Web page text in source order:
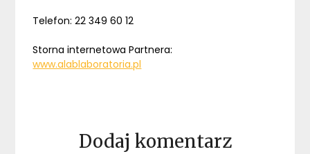
Telefon: 22 349 60 12
Storna internetowa Partnera:
www.alablaboratoria.pl
Dodaj komentarz